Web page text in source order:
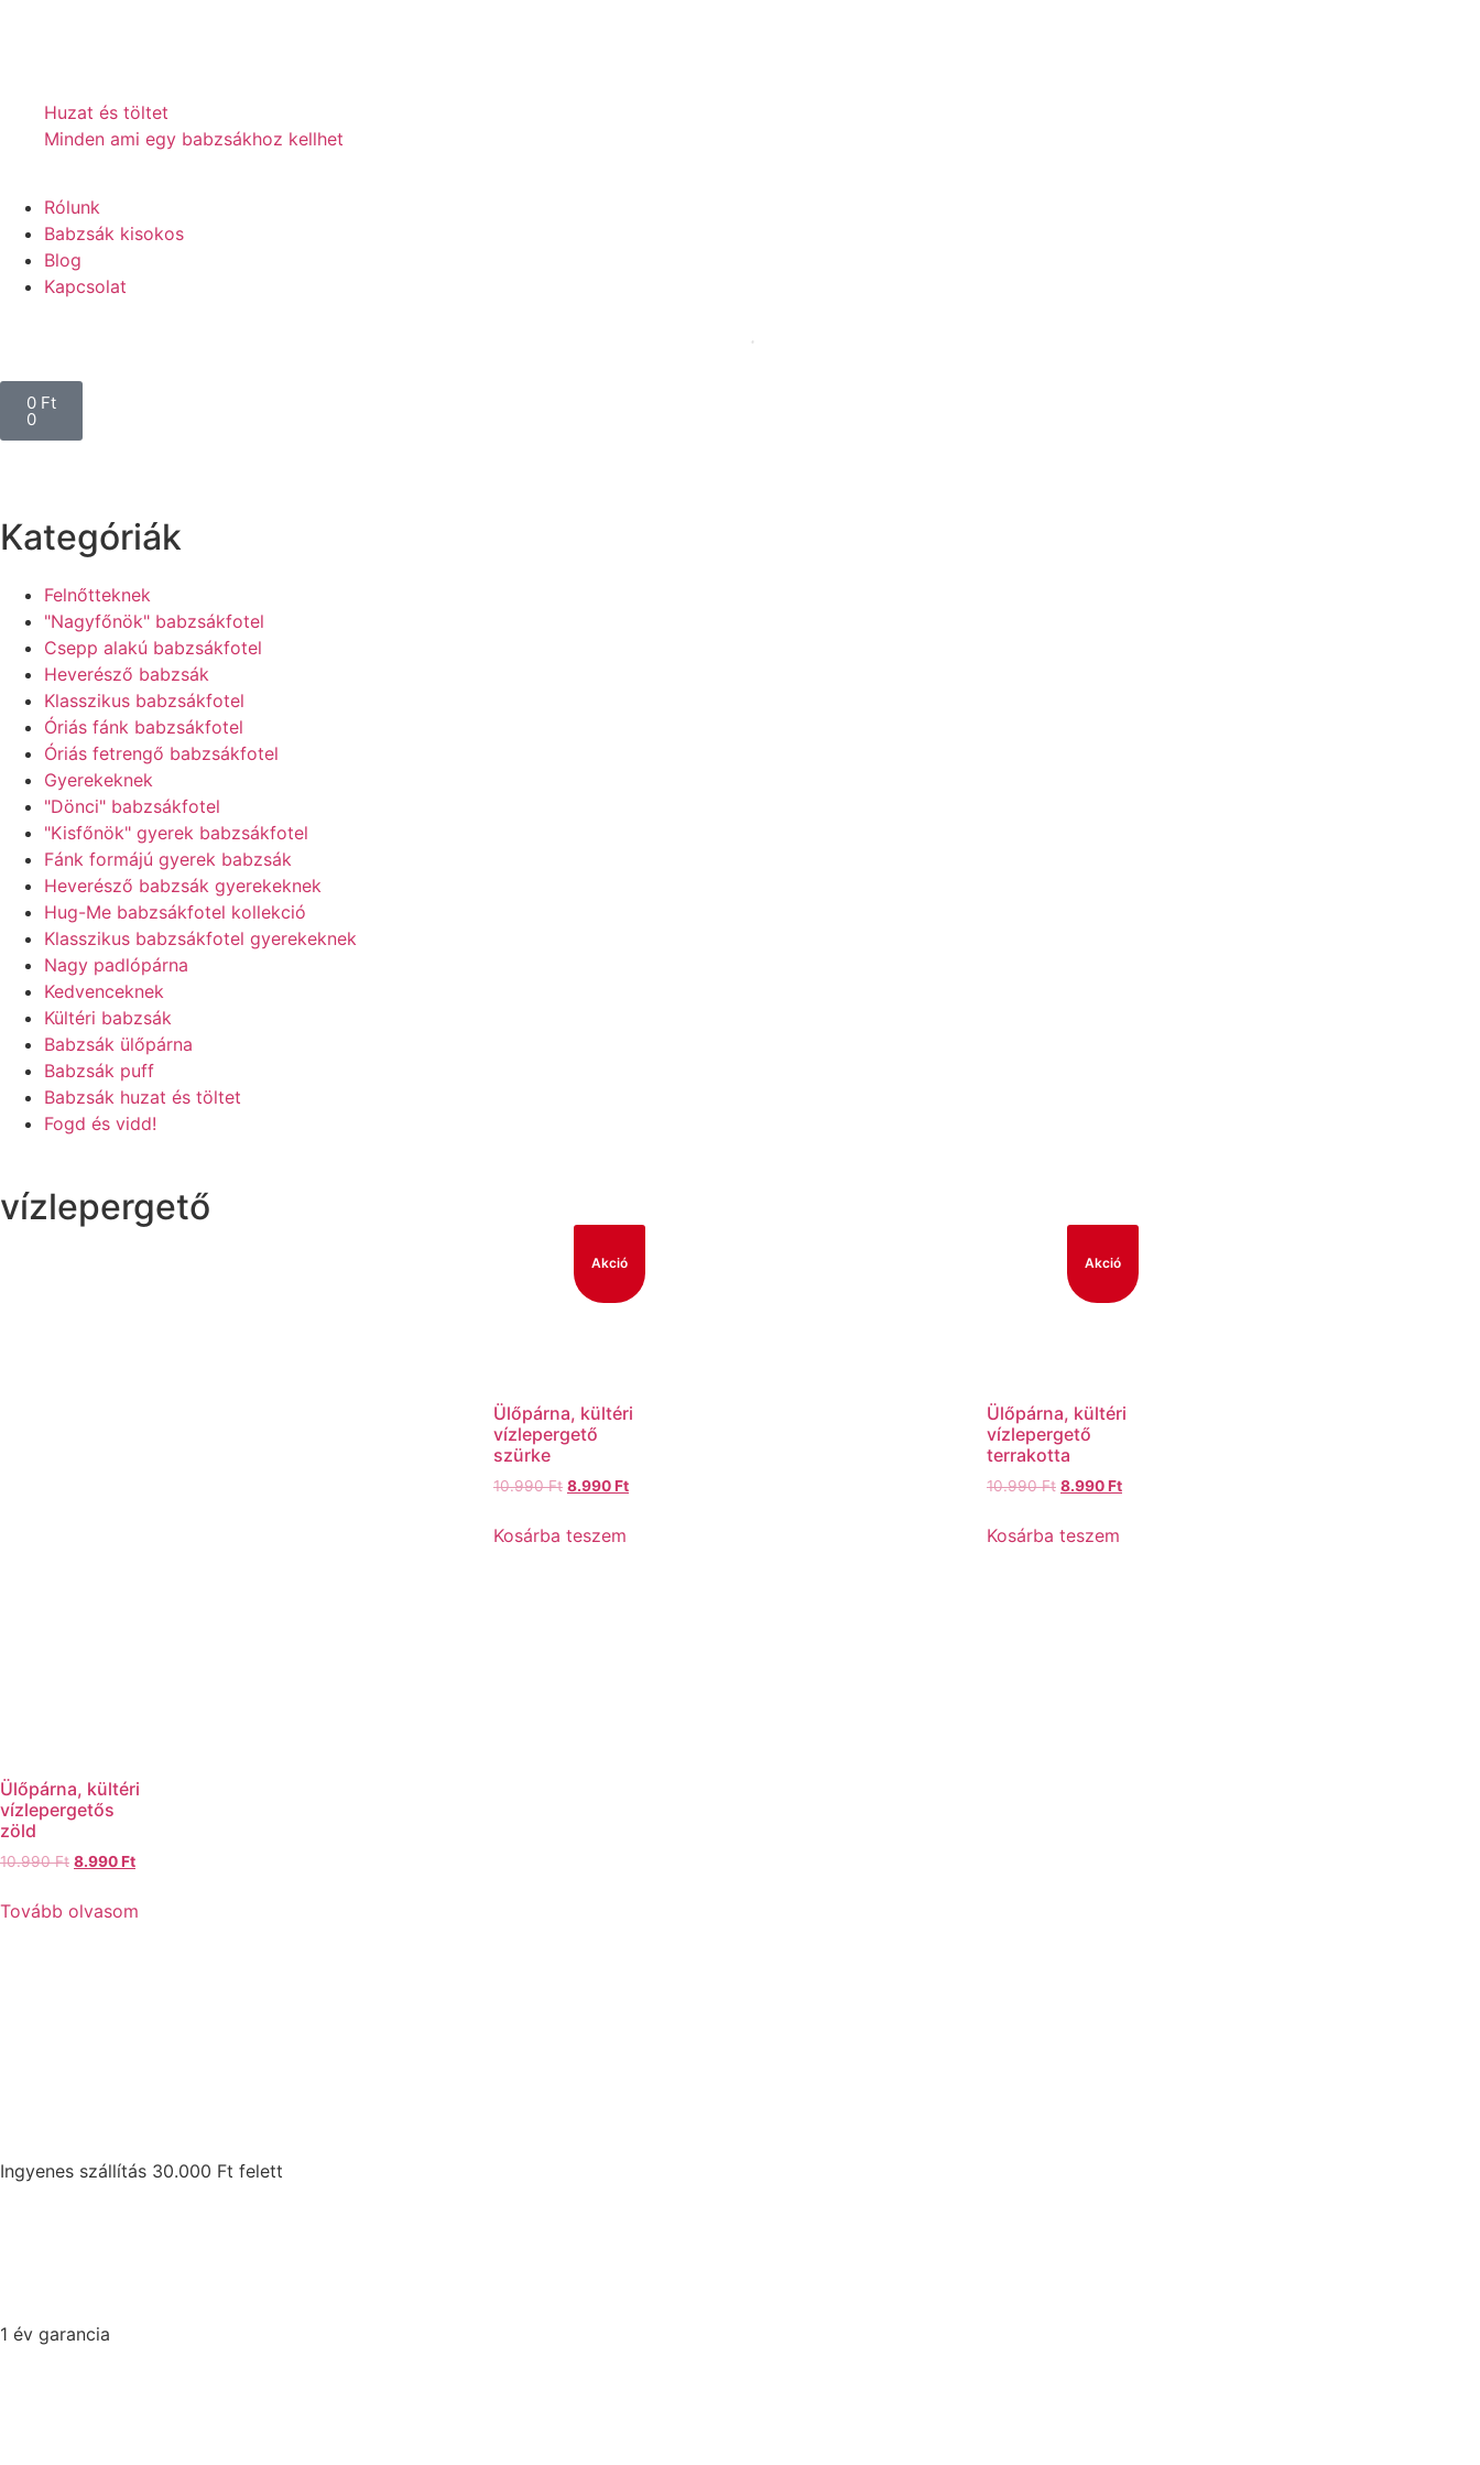
Huzat és töltet
Minden ami egy babzsákhoz kellhet
Rólunk
Babzsák kisokos
Blog
Kapcsolat
0 Ft
0
Kategóriák
Felnőtteknek
"Nagyfőnök" babzsákfotel
Csepp alakú babzsákfotel
Heverésző babzsák
Klasszikus babzsákfotel
Óriás fánk babzsákfotel
Óriás fetrengő babzsákfotel
Gyerekeknek
"Dönci" babzsákfotel
"Kisfőnök" gyerek babzsákfotel
Fánk formájú gyerek babzsák
Heverésző babzsák gyerekeknek
Hug-Me babzsákfotel kollekció
Klasszikus babzsákfotel gyerekeknek
Nagy padlópárna
Kedvenceknek
Kültéri babzsák
Babzsák ülőpárna
Babzsák puff
Babzsák huzat és töltet
Fogd és vidd!
vízlepergető
Akció
Ülőpárna, kültéri
vízlepergető
szürke
10.990Ft 8.990Ft
Kosárba teszem
Akció
Ülőpárna, kültéri
vízlepergető
terrakotta
10.990Ft 8.990Ft
Kosárba teszem
Ülőpárna, kültéri
vízlepergetős
zöld
10.990Ft 8.990Ft
Tovább olvasom
Ingyenes szállítás 30.000 Ft felett
1 év garancia